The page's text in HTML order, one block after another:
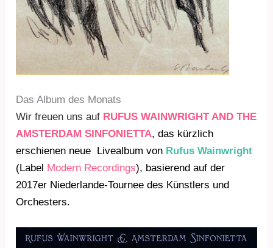
Das Album des Monats
Wir freuen uns auf RUFUS WAINWRIGHT AND THE
AMSTERDAM SINFONIETTA, das kürzlich
erschienen neue Livealbum von Rufus Wainwright
(Label Modern Recordings), basierend auf der
2017er Niederlande-Tournee des Künstlers und
Orchesters.